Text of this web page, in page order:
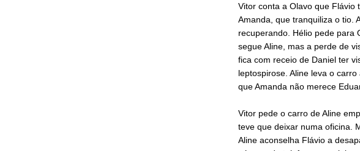
Vitor conta a Olavo que Flávio
Amanda, que tranquiliza o tio.
recuperando. Hélio pede para
segue Aline, mas a perde de
fica com receio de Daniel ter
leptospirose. Aline leva o
que Amanda não merece
Vitor pede o carro de Aline
teve que deixar numa oficina.
Aline aconselha Flávio a